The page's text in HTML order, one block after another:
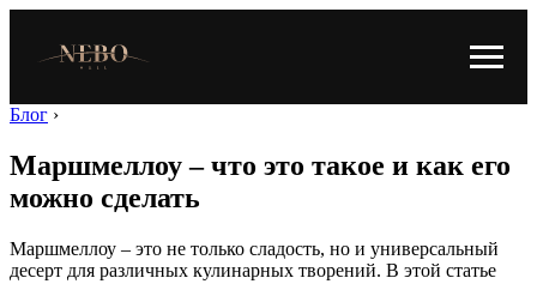
Блог ›
Маршмеллоу – что это такое и как его
можно сделать
Маршмеллоу – это не только сладость, но и универсальный
десерт для различных кулинарных творений. В этой статье